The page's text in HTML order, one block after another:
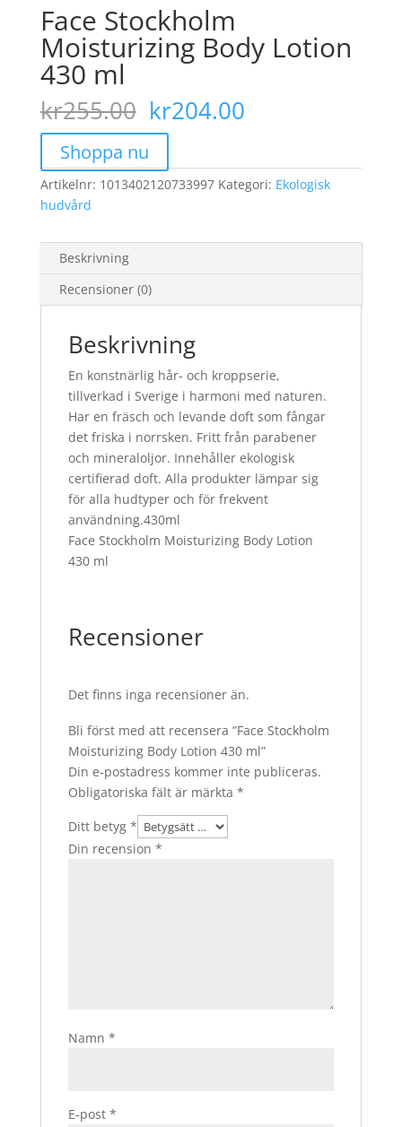
Face Stockholm
Moisturizing Body Lotion
430 ml
kr255.00 Det
ursprungliga
priset
var:
kr255.00.
kr204.00Det
är:
kr204.00.
Shoppa nu
Artikelnr: 1013402120733997 Kategori: Ekologisk
hudvård
Beskrivning
Recensioner (0)
Beskrivning
En konstnärlig hår- och kroppserie,
tillverkad i Sverige i harmoni med naturen.
Har en fräsch och levande doft som fångar
det friska i norrsken. Fritt från parabener
och mineraloljor. Innehåller ekologisk
certifierad doft. Alla produkter lämpar sig
för alla hudtyper och för frekvent
användning.430ml
Face Stockholm Moisturizing Body Lotion
430 ml
Recensioner
Det finns inga recensioner än.
Bli först med att recensera ”Face Stockholm
Moisturizing Body Lotion 430 ml”
Din e-postadress kommer inte publiceras.
Obligatoriska fält är märkta *
Ditt betyg *
Din recension *
Namn *
E-post *